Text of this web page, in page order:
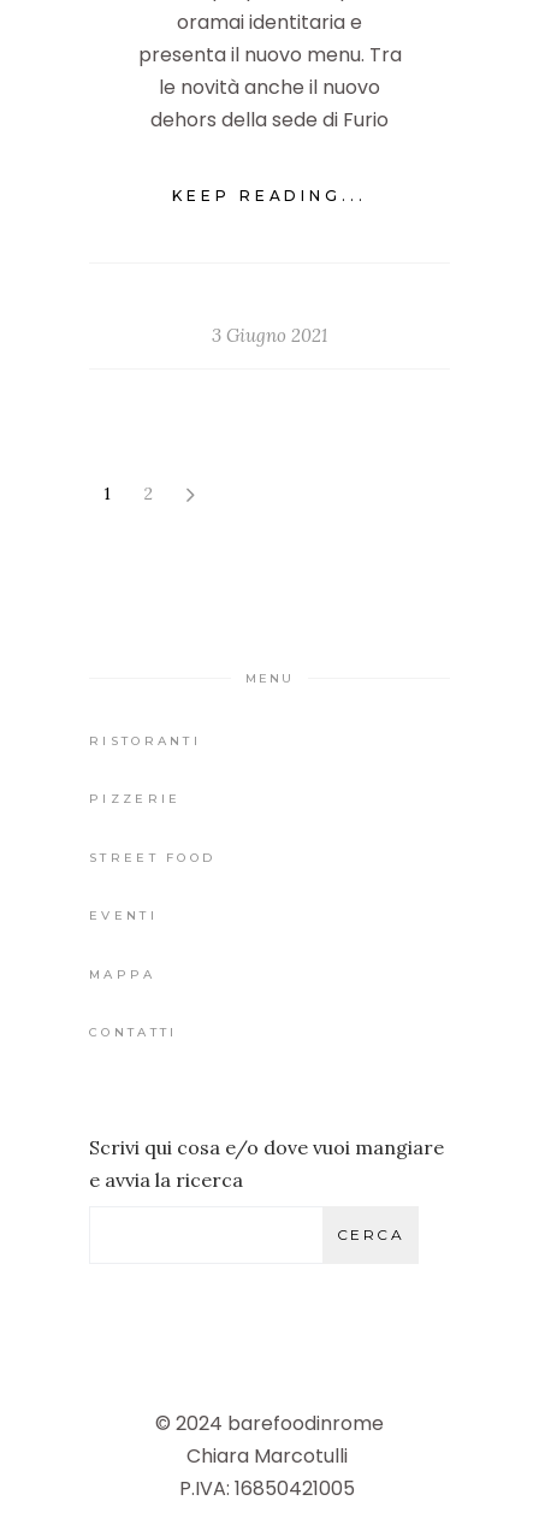
oramai identitaria e
presenta il nuovo menu. Tra
le novità anche il nuovo
dehors della sede di Furio
KEEP READING...
3 Giugno 2021
1 2
MENU
RISTORANTI
PIZZERIE
STREET FOOD
EVENTI
MAPPA
CONTATTI
Scrivi qui cosa e/o dove vuoi mangiare
e avvia la ricerca
CERCA
© 2024 barefoodinrome
Chiara Marcotulli
P.IVA: 16850421005